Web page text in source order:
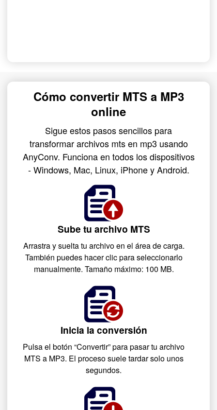
Cómo convertir MTS a MP3
online
Sigue estos pasos sencillos para
transformar archivos mts en mp3 usando
AnyConv. Funciona en todos los dispositivos
- Windows, Mac, Linux, iPhone y Android.
Sube tu archivo MTS
Arrastra y suelta tu archivo en el área de carga.
También puedes hacer clic para seleccionarlo
manualmente. Tamaño máximo: 100 MB.
Inicia la conversión
Pulsa el botón “Convertir” para pasar tu archivo
MTS a MP3. El proceso suele tardar solo unos
segundos.